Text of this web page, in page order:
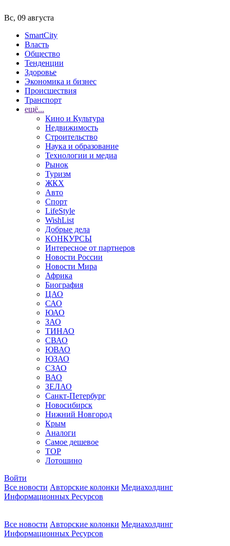
Вс, 09 августа
SmartCity
Власть
Общество
Тенденции
Здоровье
Экономика и бизнес
Происшествия
Транспорт
ещё...
Кино и Культура
Недвижимость
Строительство
Наука и образование
Технологии и медиа
Рынок
Туризм
ЖКХ
Авто
Спорт
LifeStyle
WishList
Добрые дела
КОНКУРСЫ
Интересное от партнеров
Новости России
Новости Мира
Африка
Биография
ЦАО
САО
ЮАО
ЗАО
ТИНАО
СВАО
ЮВАО
ЮЗАО
СЗАО
ВАО
ЗЕЛАО
Санкт-Петербург
Новосибирск
Нижний Новгород
Крым
Аналоги
Самое дешевое
TOP
Лотошино
Войти
Все новости Авторские колонки Медиахолдинг
Информационных Ресурсов
Все новости Авторские колонки Медиахолдинг
Информационных Ресурсов